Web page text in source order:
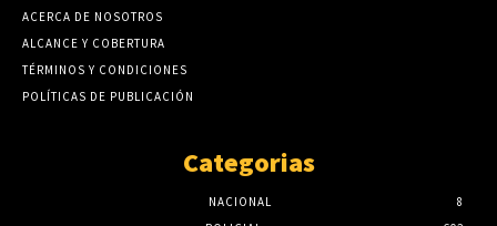
ACERCA DE NOSOTROS
ALCANCE Y COBERTURA
TÉRMINOS Y CONDICIONES
POLÍTICAS DE PUBLICACIÓN
Categorias
NACIONAL
8